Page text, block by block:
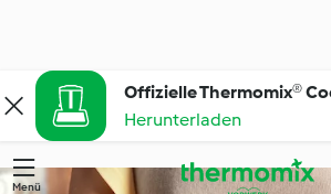
Offizielle Thermomix®
Herunterladen
Menü